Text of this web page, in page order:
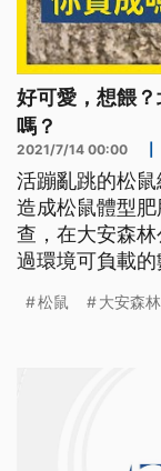
好可愛，想餵
嗎？
2021/7/14 00:00
活蹦亂跳的松
造成松鼠體型
查，在大安森
過環境可負載
日前公布，從6
松鼠 大安森